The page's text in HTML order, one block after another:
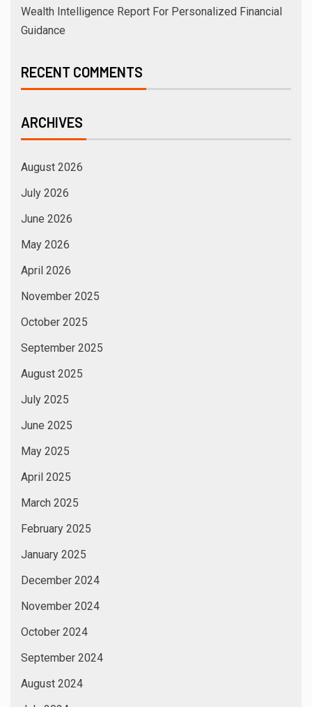
Wealth Intelligence Report For Personalized Financial
Guidance
RECENT COMMENTS
ARCHIVES
August 2026
July 2026
June 2026
May 2026
April 2026
November 2025
October 2025
September 2025
August 2025
July 2025
June 2025
May 2025
April 2025
March 2025
February 2025
January 2025
December 2024
November 2024
October 2024
September 2024
August 2024